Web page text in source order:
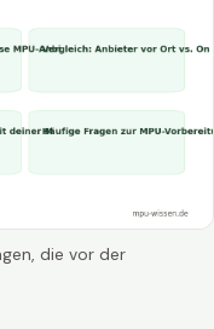
die vor der